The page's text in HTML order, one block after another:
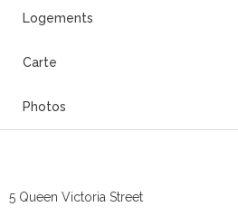
Logements
Carte
Photos
5 Queen Victoria Street